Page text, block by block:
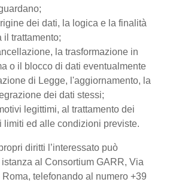
dei dati, la logica e la finalità
il trattamento;
la trasformazione in
o il blocco di dati eventualmente
di Legge, l'aggiornamento, la
dei dati stessi;
legittimi, al trattamento dei
limiti ed alle condizioni previste.
diritti l’interessato può
al Consortium GARR, Via
telefonando al numero +39